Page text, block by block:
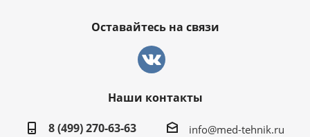
Оставайтесь на связи
Наши контакты
8 (499) 270-63-63
info@med-tehnik.ru